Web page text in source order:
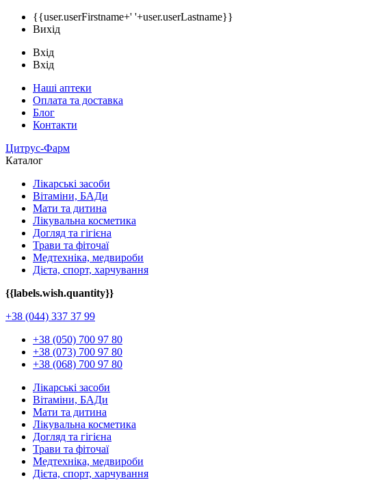
{{user.userFirstname+' '+user.userLastname}}
Вихід
Вхід
Вхід
Наші аптеки
Оплата та доставка
Блог
Контакти
Цитрус-Фарм
Каталог
Лікарські засоби
Вітаміни, БАДи
Мати та дитина
Лікувальна косметика
Догляд та гігієна
Трави та фіточаї
Медтехніка, медвироби
Дієта, спорт, харчування
{{labels.wish.quantity}}
+38 (044) 337 37 99
+38 (050) 700 97 80
+38 (073) 700 97 80
+38 (068) 700 97 80
Лікарські засоби
Вітаміни, БАДи
Мати та дитина
Лікувальна косметика
Догляд та гігієна
Трави та фіточаї
Медтехніка, медвироби
Дієта, спорт, харчування